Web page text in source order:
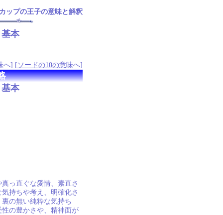
ップの王子の意味と解釈
本
へ] [ ソードの10の意味へ]
本
っ直ぐな愛情、素直さ
持ちや考え、明確化さ
の無い純粋な気持ち
の豊かさや、精神面が